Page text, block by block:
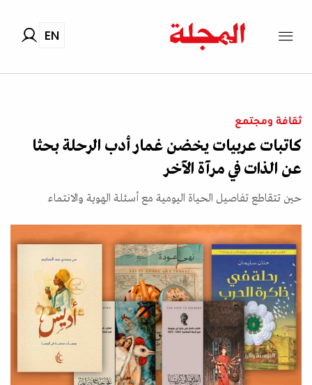
EN
ثقافة ومجتمع
كاتبات عربيات يخضن غمار أدب الرحلة بحثا
عن الذات في مرآة الآخر
حين تتقاطع تفاصيل الحياة اليومية مع أسئلة الهوية والانتماء